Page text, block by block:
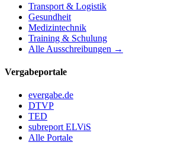
Transport & Logistik
Gesundheit
Medizintechnik
Training & Schulung
Alle Ausschreibungen →
Vergabeportale
evergabe.de
DTVP
TED
subreport ELViS
Alle Portale